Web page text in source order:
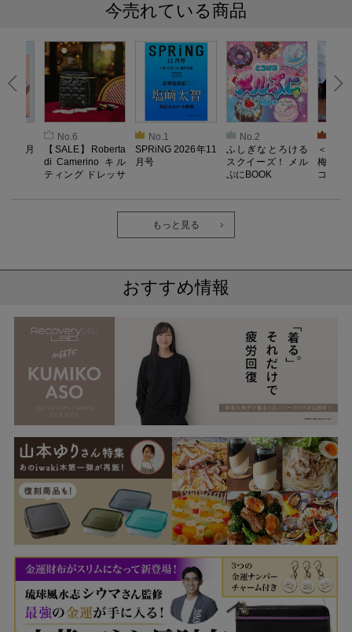
今売れている商品
年9月
No.6
【SALE】Roberta
di Camerino キル
ティング ドレッサ
No.1
SPRiNG 2026年11
月号
No.2
ふしぎなとろける
スクイーズ！ メル
ぷにBOOK
＜
梅があ
コンポ
もっと見る
おすすめ情報